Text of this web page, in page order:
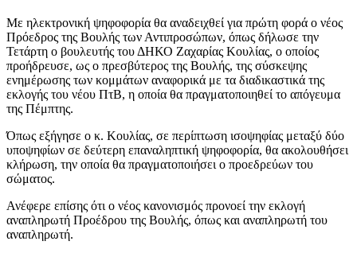
Με ηλεκτρονική ψηφοφορία θα αναδειχθεί για πρώτη φορά ο νέος
Πρόεδρος της Βουλής των Αντιπροσώπων, όπως δήλωσε την
Τετάρτη ο βουλευτής του ΔΗΚΟ Ζαχαρίας Κουλίας, ο οποίος
προήδρευσε, ως ο πρεσβύτερος της Βουλής, της σύσκεψης
ενημέρωσης των κομμάτων αναφορικά με τα διαδικαστικά της
εκλογής του νέου ΠτΒ, η οποία θα πραγματοποιηθεί το απόγευμα
της Πέμπτης.
Όπως εξήγησε ο κ. Κουλίας, σε περίπτωση ισοψηφίας μεταξύ δύο
υποψηφίων σε δεύτερη επαναληπτική ψηφοφορία, θα ακολουθήσει
κλήρωση, την οποία θα πραγματοποιήσει ο προεδρεύων του
σώματος.
Ανέφερε επίσης ότι ο νέος κανονισμός προνοεί την εκλογή
αναπληρωτή Προέδρου της Βουλής, όπως και αναπληρωτή του
αναπληρωτή.